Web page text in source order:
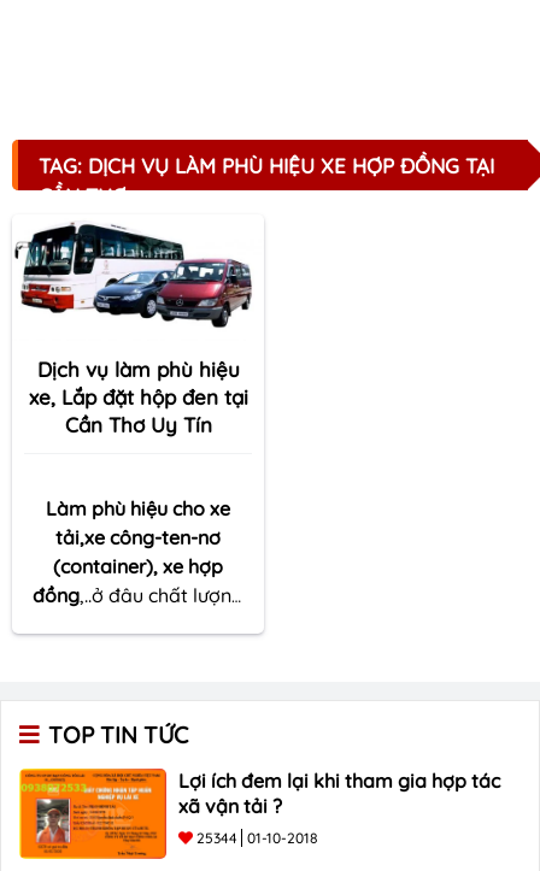
TAG: DỊCH VỤ LÀM PHÙ HIỆU XE HỢP ĐỒNG TẠI
CẦN THƠ
Dịch vụ làm phù hiệu
xe, Lắp đặt hộp đen tại
Cần Thơ Uy Tín
Làm phù hiệu cho xe
tải,xe công-ten-nơ
(container), xe hợp
đồng,..ở đâu chất lượng
tâm, hãy tham khảo tại
Tô Châu Group.
TOP TIN TỨC
Lợi ích đem lại khi tham gia hợp tác
xã vận tải ?
25344 01-10-2018